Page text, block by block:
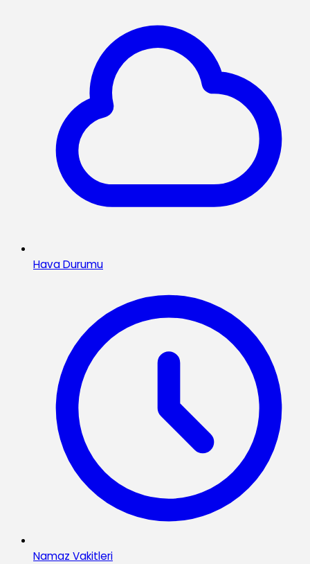
Hava Durumu
Namaz Vakitleri